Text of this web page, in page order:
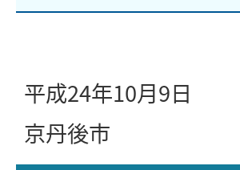
平成24年10月9日
京丹後市